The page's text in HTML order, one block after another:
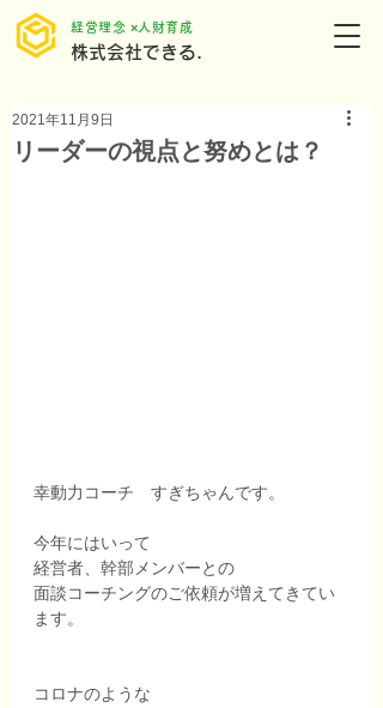
株式会社できる.
​経営理念 ×人財育成
リーダーの視点と努めとは？
2021年11月9日
幸動力コーチ　すぎちゃんです。
今年にはいって
経営者、幹部メンバーとの
面談コーチングのご依頼が増えてきてい
ます。
コロナのような